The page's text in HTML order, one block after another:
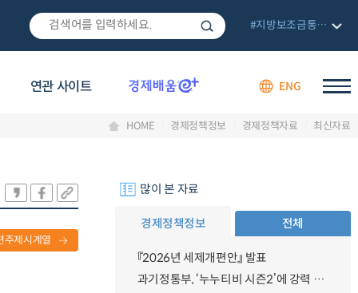
연관 사이트 ENG
#지방보조금통합관리망
HOME 경제정책정보 경제정책자료 최신자료
주제시계열
많이 본 자료
경제정책정보 전체
『2026년 세제개편안』 발표
과기정통부, ‘누누티비 시즌2’에 강력 대응 의지 밝혀